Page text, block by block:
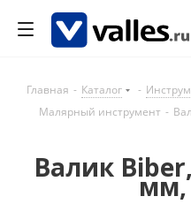
Главная - Каталог -
Малярный инструмент -
Валик
мм,